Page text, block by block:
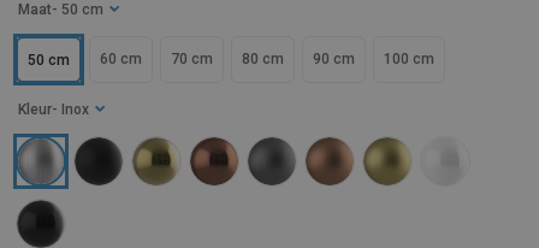
Maat - 50 cm
50 cm 60 cm 70 cm 80 cm 90 cm 100 cm
Kleur - Inox